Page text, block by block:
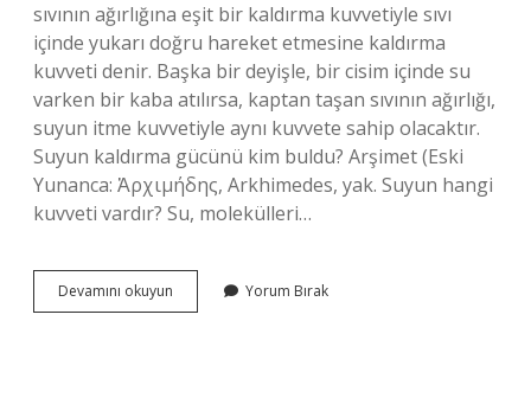
sıvının ağırlığına eşit bir kaldırma kuvvetiyle sıvı
içinde yukarı doğru hareket etmesine kaldırma
kuvveti denir. Başka bir deyişle, bir cisim içinde su
varken bir kaba atılırsa, kaptan taşan sıvının ağırlığı,
suyun itme kuvvetiyle aynı kuvvete sahip olacaktır.
Suyun kaldırma gücünü kim buldu? Arşimet (Eski
Yunanca: Ἀρχιμήδης, Arkhimedes, yak. Suyun hangi
kuvveti vardır? Su, molekülleri…
Devamını okuyun
Neden
Yorum Bırak